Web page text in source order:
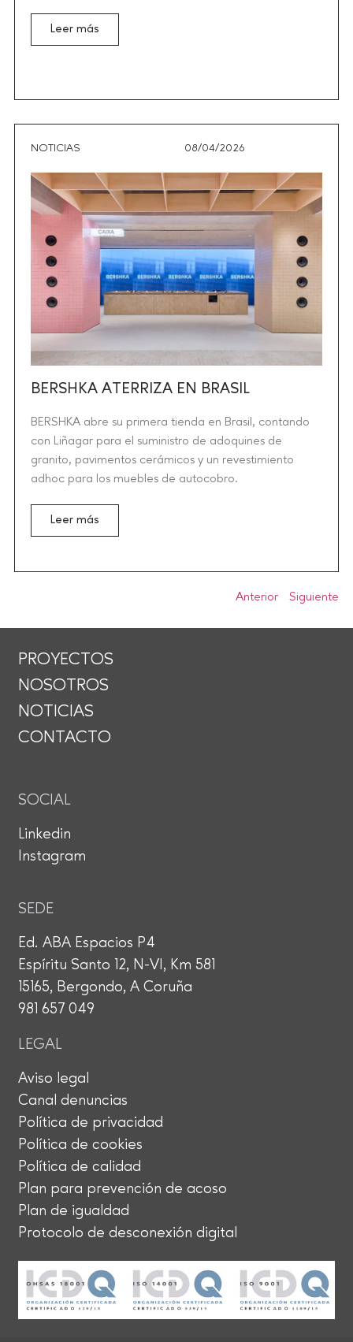
Leer más
NOTICIAS 08/04/2026
BERSHKA ATERRIZA EN BRASIL
BERSHKA abre su primera tienda en Brasil, contando
con Liñagar para el suministro de adoquines de
granito, pavimentos cerámicos y un revestimiento
adhoc para los muebles de autocobro.
Leer más
Anterior Siguiente
PROYECTOS
NOSOTROS
NOTICIAS
CONTACTO
SOCIAL
Linkedin
Instagram
SEDE
Ed. ABA Espacios P4
Espíritu Santo 12, N-VI, Km 581
15165, Bergondo, A Coruña
981 657 049
LEGAL
Aviso legal
Canal denuncias
Política de privacidad
Política de cookies
Política de calidad
Plan para prevención de acoso
Plan de igualdad
Protocolo de desconexión digital